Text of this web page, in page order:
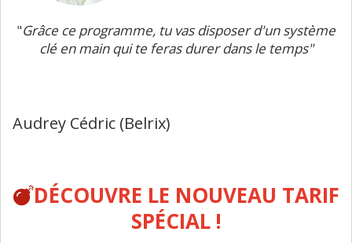
"Grâce ce programme, tu vas disposer d'un système
clé en main qui te feras durer dans le temps"
Audrey Cédric (Belrix)
DÉCOUVRE LE NOUVEAU TARIF
SPÉCIAL !